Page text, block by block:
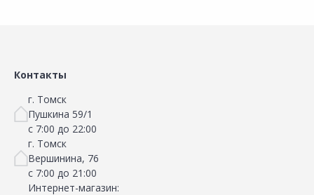
Контакты
г. Томск
Пушкина 59/1
с 7:00 до 22:00
г. Томск
Вершинина, 76
с 7:00 до 21:00
Интернет-магазин: